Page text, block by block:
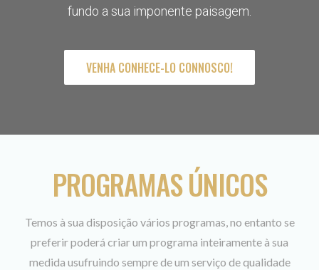
fundo a sua imponente paisagem.
VENHA CONHECE-LO CONNOSCO!
PROGRAMAS ÚNICOS
Temos à sua disposição vários programas, no entanto se
preferir poderá criar um programa inteiramente à sua
medida usufruindo sempre de um serviço de qualidade